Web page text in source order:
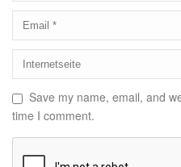
Save my name, email, and
time I comment.